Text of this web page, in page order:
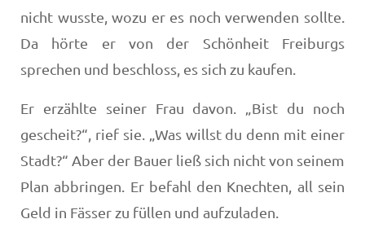
nicht wusste, wozu er es noch verwenden sollte.
Da hörte er von der Schönheit Freiburgs
sprechen und beschloss, es sich zu kaufen.
Er erzählte seiner Frau davon. „Bist du noch
gescheit?“, rief sie. „Was willst du denn mit einer
Stadt?“ Aber der Bauer ließ sich nicht von seinem
Plan abbringen. Er befahl den Knechten, all sein
Geld in Fässer zu füllen und aufzuladen.